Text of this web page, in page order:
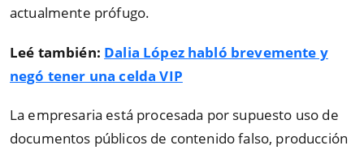
actualmente prófugo.
Leé también: Dalia López habló brevemente y
negó tener una celda VIP
La empresaria está procesada por supuesto uso de
documentos públicos de contenido falso, producción